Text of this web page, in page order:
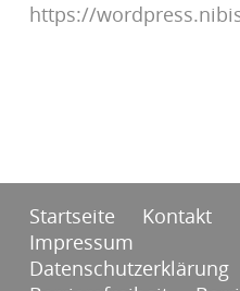
https://
Startseite
Kontakt
Impressum
Datenschutzerklärung